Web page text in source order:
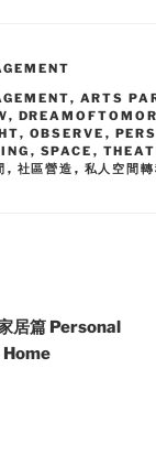
, ARTS
,
, OBSERVE ,
, SPACE ,
, 社區營造 , 私人空間轉
居篇 Personal